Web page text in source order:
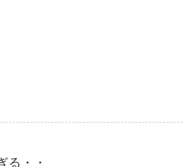
る・・